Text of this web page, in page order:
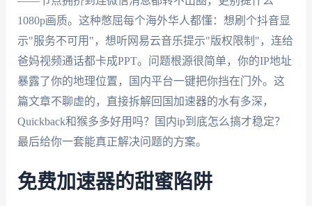
1080p画质。这种憋屈每个海外华人都懂：想刷个抖音显
示"服务不可用"，想听网易云音乐提示"版权限制"，连给
爸妈视频通话都卡成PPT。问题根源很简单，你的IP地址
暴露了你的地理位置，国内平台一键把你挡在门外。这
篇文章不聊虚的，直接拆解回国加速器的水有多深，
Quickback和猴多多好用吗？国内ip到底怎么搞才稳定？
最后给你一套能真正解决问题的方案。
免费加速器的甜蜜陷阱